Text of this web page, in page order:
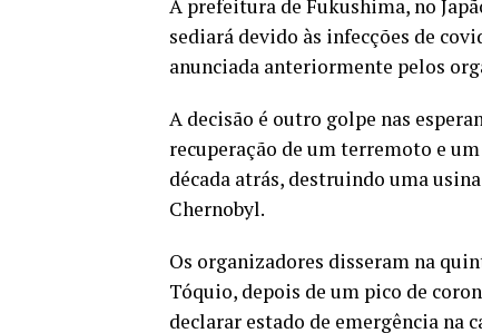
A prefeitura de Fukushima, no
sediará devido às infecções de
anunciada anteriormente pelos
A decisão é outro golpe nas
recuperação de um terremoto e
década atrás, destruindo uma
Chernobyl.
Os organizadores disseram na
Tóquio, depois de um pico de
declarar estado de emergência na